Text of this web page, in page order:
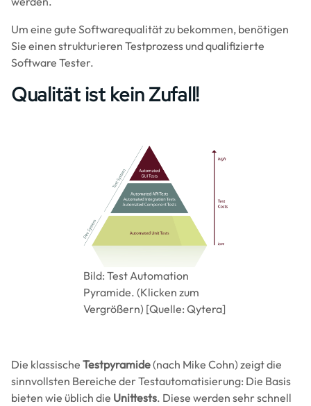
Um eine gute Softwarequalität zu bekommen, benötigen
Sie einen strukturieren Testprozess und qualifizierte
Software Tester.
Qualität ist kein Zufall!
Bild: Test Automation
Pyramide. (Klicken zum
Vergrößern) [Quelle: Qytera]
Die klassische Testpyramide(nach Mike Cohn) zeigt die
sinnvollsten Bereiche der Testautomatisierung: Die Basis
bieten wie üblich die Unittests. Diese werden sehr schnell